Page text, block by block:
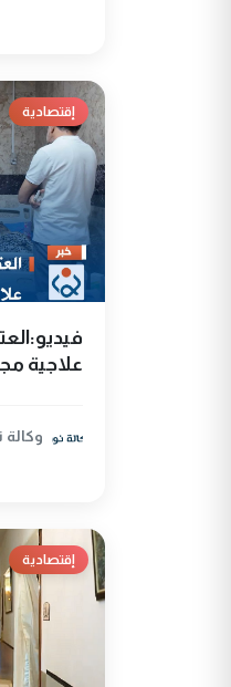
إقتصادية
علاجية
وكالة
إقتصادية